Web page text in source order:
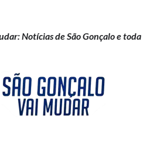
Notícias de São Gonçalo e toda